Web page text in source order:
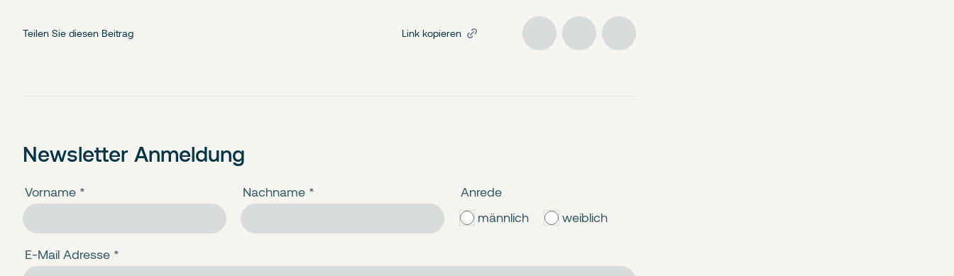
Teilen Sie diesen Beitrag Link kopieren
Newsletter Anmeldung